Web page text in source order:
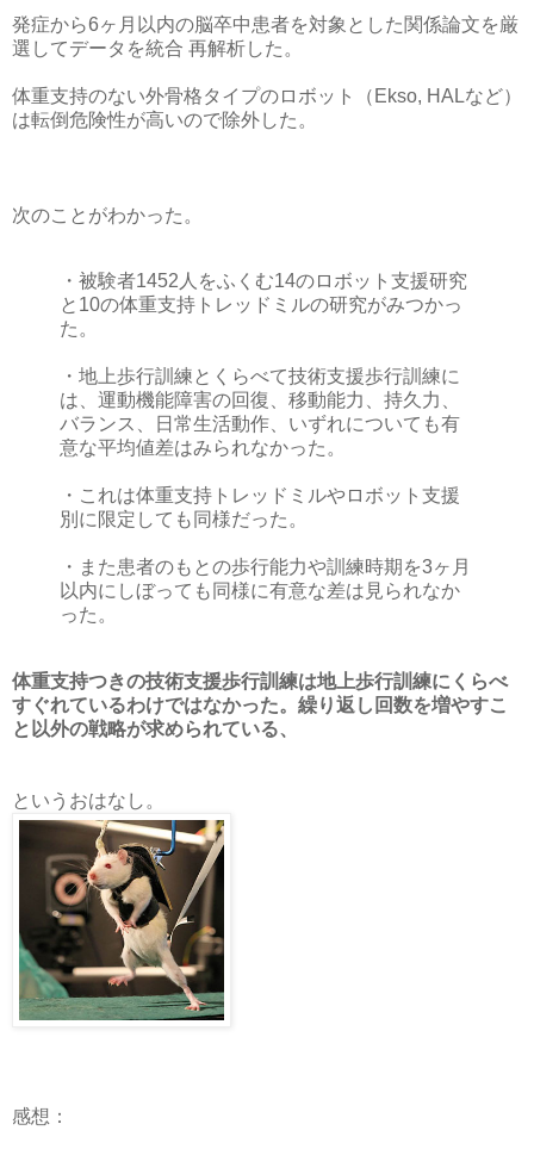
発症から6ヶ月以内の脳卒中患者を対象とした関係論文を厳
選してデータを統合 再解析した。
体重支持のない外骨格タイプのロボット（Ekso, HALなど）
は転倒危険性が高いので除外した。
次のことがわかった。
・被験者1452人をふくむ14のロボット支援研究
と10の体重支持トレッドミルの研究がみつかっ
た。
・地上歩行訓練とくらべて技術支援歩行訓練に
は、運動機能障害の回復、移動能力、持久力、
バランス、日常生活動作、いずれについても有
意な平均値差はみられなかった。
・これは体重支持トレッドミルやロボット支援
別に限定しても同様だった。
・また患者のもとの歩行能力や訓練時期を3ヶ月
以内にしぼっても同様に有意な差は見られなか
った。
体重支持つきの技術支援歩行訓練は地上歩行訓練にくらべ
すぐれているわけではなかった。繰り返し回数を増やすこ
と以外の戦略が求められている、
というおはなし。
感想：